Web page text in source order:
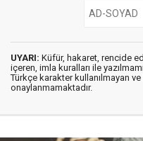
UYARI: Küfür, hakaret, rencide
içeren, imla kuralları ile
Türkçe karakter kullanılmayan
onaylanmamaktadır.